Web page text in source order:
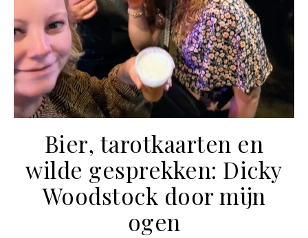
Bier, tarotkaarten en
wilde gesprekken: Dicky
Woodstock door mijn
ogen